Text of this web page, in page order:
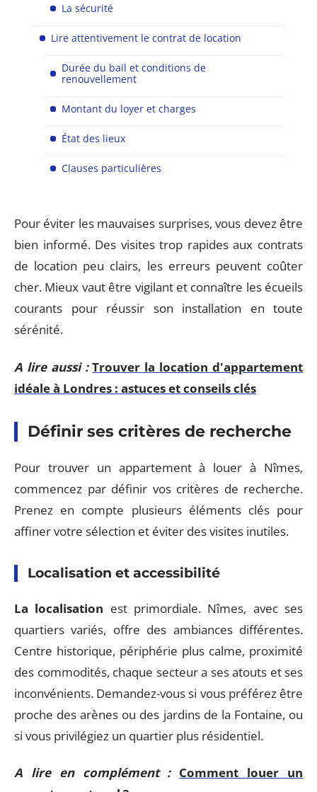
La sécurité
Lire attentivement le contrat de location
Durée du bail et conditions de
renouvellement
Montant du loyer et charges
État des lieux
Clauses particulières
Pour éviter les mauvaises surprises, vous devez être
bien informé. Des visites trop rapides aux contrats
de location peu clairs, les erreurs peuvent coûter
cher. Mieux vaut être vigilant et connaître les écueils
courants pour réussir son installation en toute
sérénité.
A lire aussi : Trouver la location d'appartement
idéale à Londres : astuces et conseils clés
Définir ses critères de recherche
Pour trouver un appartement à louer à Nîmes,
commencez par définir vos critères de recherche.
Prenez en compte plusieurs éléments clés pour
affiner votre sélection et éviter des visites inutiles.
Localisation et accessibilité
La localisation est primordiale. Nîmes, avec ses
quartiers variés, offre des ambiances différentes.
Centre historique, périphérie plus calme, proximité
des commodités, chaque secteur a ses atouts et ses
inconvénients. Demandez-vous si vous préférez être
proche des arènes ou des jardins de la Fontaine, ou
si vous privilégiez un quartier plus résidentiel.
A lire en complément : Comment louer un